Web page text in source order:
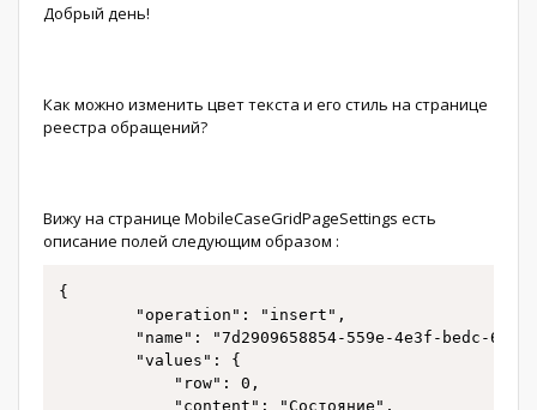
Добрый день!
Как можно изменить цвет текста и его стиль на странице
реестра обращений?
Вижу на странице MobileCaseGridPageSettings есть
описание полей следующим образом :
{